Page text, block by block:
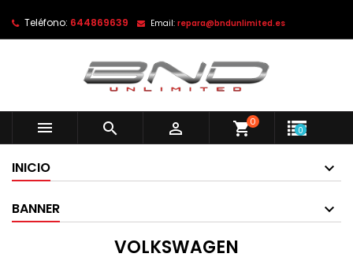
Teléfono: 644869639 Email: repara@bndunlimited.es
   shopping_cart0
0
INICIO
BANNER
VOLKSWAGEN